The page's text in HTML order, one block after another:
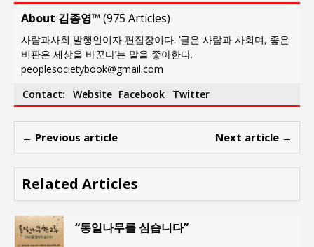
About 김종영™ (975 Articles)
사람과사회 발행인이자 편집장이다. ‘글은 사람과 사회며, 좋은
비판은 세상을 바꾼다’는 말을 좋아한다.
peoplesocietybook@gmail.com
Contact:
Website Facebook Twitter
← Previous article Next article →
Related Articles
“통일나무를 심습니다”